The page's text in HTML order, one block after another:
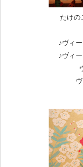
たけの
♪ヴィ
♪ヴィ